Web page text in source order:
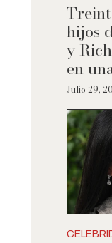
hijos
y
en
Julio 29,